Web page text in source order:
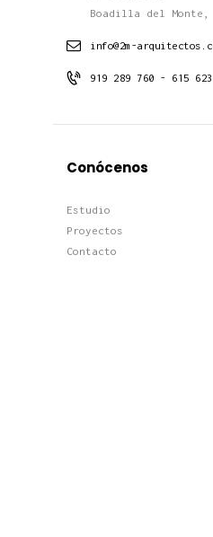
Boadilla del Monte,
info@2m-
919 289 760 - 615
Conócenos
Estudio
Proyectos
Contacto